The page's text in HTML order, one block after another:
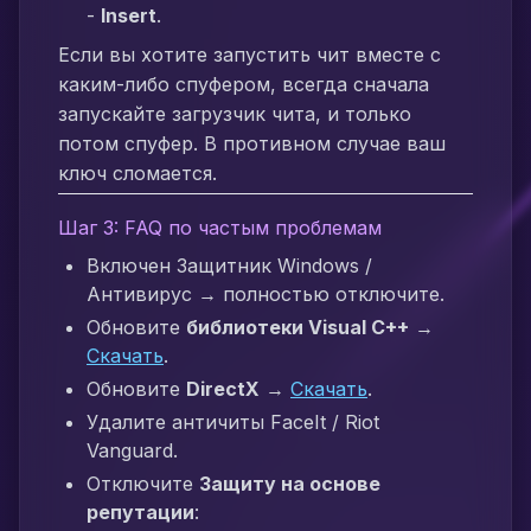
- Insert.
Если вы хотите запустить чит вместе с
каким-либо спуфером, всегда сначала
запускайте загрузчик чита, и только
потом спуфер. В противном случае ваш
ключ сломается.
Шаг 3: FAQ по частым проблемам
Включен Защитник Windows /
Антивирус → полностью отключите.
Обновите библиотеки Visual C++ →
Скачать.
Обновите DirectX → Скачать.
Удалите античиты FaceIt / Riot
Vanguard.
Отключите Защиту на основе
репутации: